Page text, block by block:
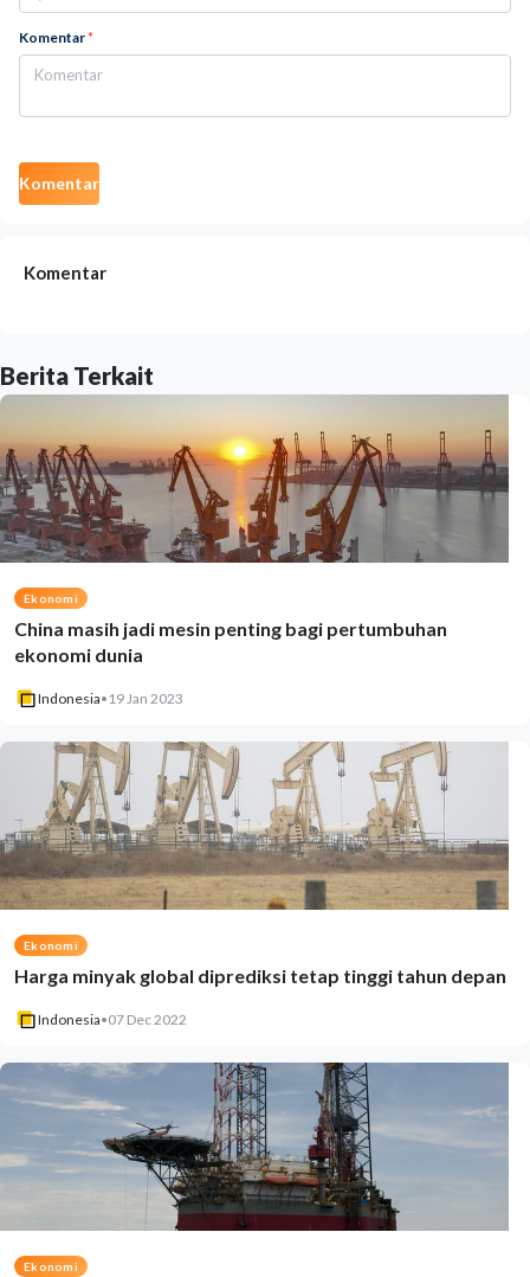
Komentar*
Komentar
Komentar
Berita Terkait
Ekonomi
China masih jadi mesin penting bagi pertumbuhan
ekonomi dunia
Indonesia• 19 Jan 2023
Ekonomi
Harga minyak global diprediksi tetap tinggi tahun depan
Indonesia•07 Dec 2022
Ekonomi